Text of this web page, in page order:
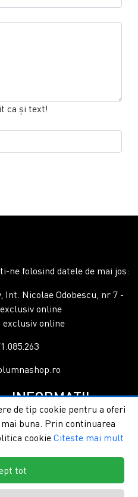
ca şi text!
ne folosind datele de mai jos:
Int. Nicolae Odobescu, nr 7 -
online
exclusiv online
INFORMATII
Garantie si service
Detalii livrare
Termeni si conditii
de tip cookie pentru a oferi
buna. Prin continuarea
cookieCiteste mai mult
tot